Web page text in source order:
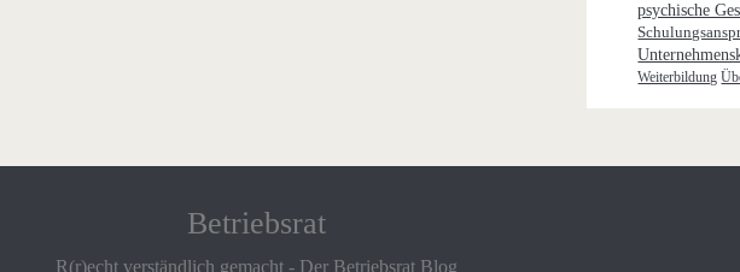
psychische
Weiterbildung
Betriebsrat
R(r)echt verständlich gemacht - Der Betriebsrat Blog